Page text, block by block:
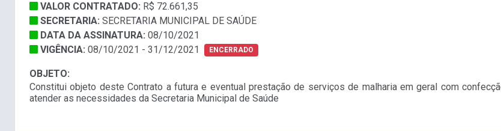
VALOR CONTRATADO: R$ 72.661,35
SECRETARIA: SECRETARIA MUNICIPAL DE SAÚDE
DATA DA ASSINATURA: 08/10/2021
VIGÊNCIA: 08/10/2021 - 31/12/2021 ENCERRADO
OBJETO:
Constitui objeto deste Contrato a futura e eventual prestação de serviços de malharia em geral com
atender as necessidades da Secretaria Municipal de Saúde